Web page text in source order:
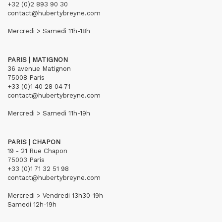
+32 (0)2 893 90 30
contact@hubertybreyne.com
Mercredi > Samedi 11h-18h
PARIS | MATIGNON
36 avenue Matignon
75008 Paris
+33 (0)1 40 28 04 71
contact@hubertybreyne.com
Mercredi > Samedi 11h-19h
PARIS | CHAPON
19 - 21 Rue Chapon
75003 Paris
+33 (0)1 71 32 51 98
contact@hubertybreyne.com
Mercredi > Vendredi 13h30-19h
Samedi 12h-19h